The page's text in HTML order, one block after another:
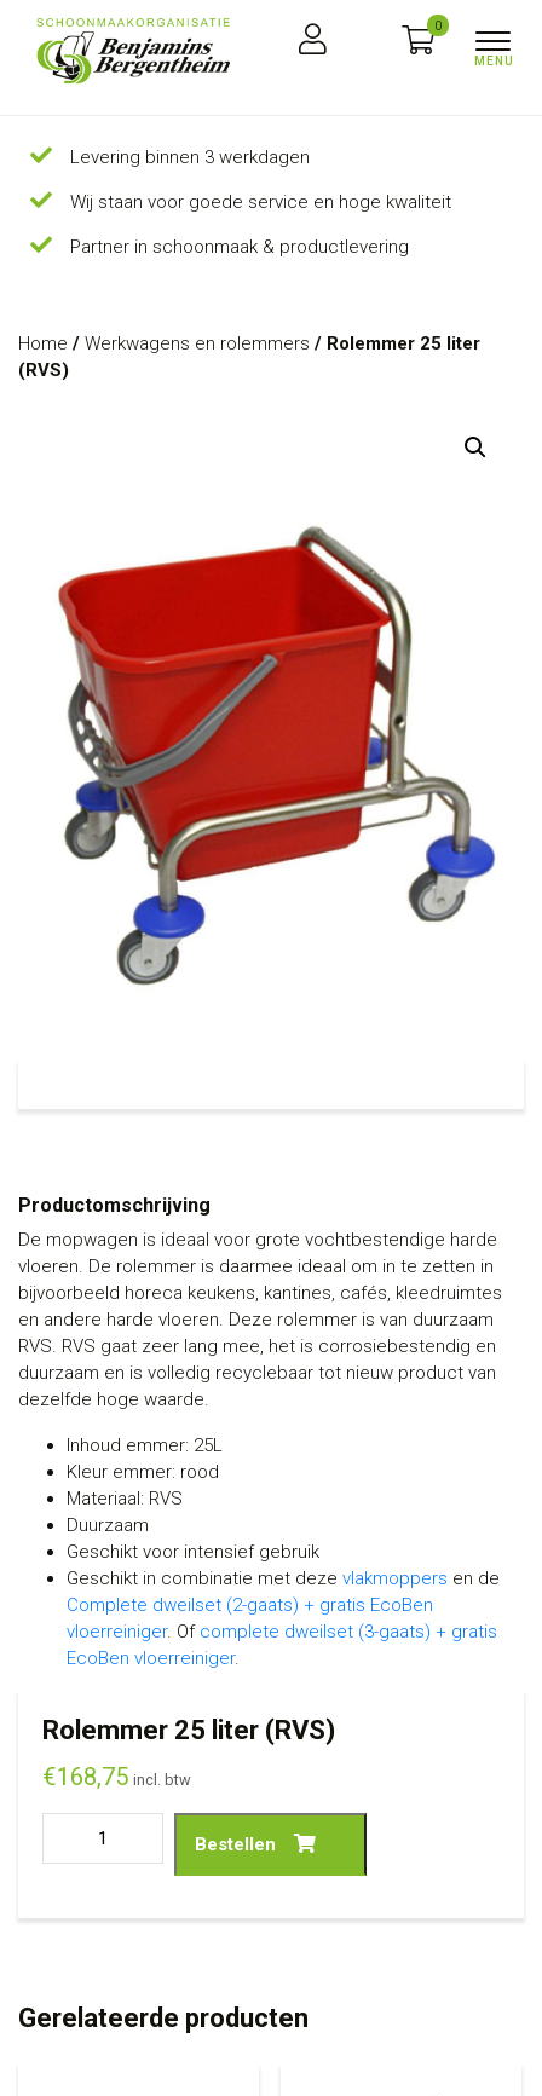
0
Levering binnen 3 werkdagen
Wij staan voor goede service en hoge kwaliteit
Partner in schoonmaak & productlevering
Home / Werkwagens en rolemmers / Rolemmer 25 liter
(RVS)
Productomschrijving
De mopwagen is ideaal voor grote vochtbestendige harde
vloeren. De rolemmer is daarmee ideaal om in te zetten in
bijvoorbeeld horeca keukens, kantines, cafés, kleedruimtes
en andere harde vloeren. Deze rolemmer is van duurzaam
RVS. RVS gaat zeer lang mee, het is corrosiebestendig en
duurzaam en is volledig recyclebaar tot nieuw product van
dezelfde hoge waarde.
Inhoud emmer: 25L
Kleur emmer: rood
Materiaal: RVS
Duurzaam
Geschikt voor intensief gebruik
Geschikt in combinatie met deze vlakmoppers en de
Complete dweilset (2-gaats) + gratis EcoBen
vloerreiniger. Of complete dweilset (3-gaats) + gratis
EcoBen vloerreiniger.
Rolemmer 25 liter (RVS)
€168,75 incl. btw
Bestellen
Gerelateerde producten